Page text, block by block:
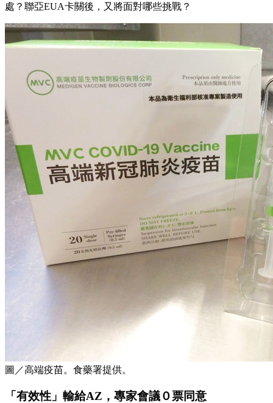
處？聯亞EUA卡關後，又將面對哪些挑戰？
圖／高端疫苗。食藥署提供。
「有效性」輸給AZ，專家會議０票同意